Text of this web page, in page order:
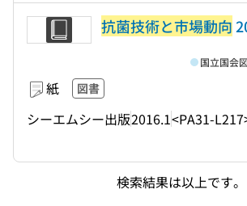
抗菌技術と市場動向
紙 図書
シーエムシー出版2016.1<PA31-
国立国会
検索結果は以上です。